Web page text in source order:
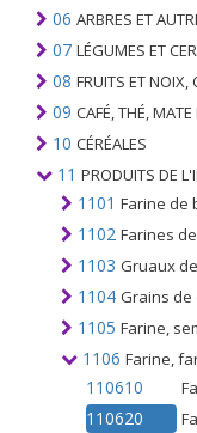
06 ARBRES ET AUTRES PLANTES,
07 LÉGUMES ET
08 FRUITS ET NOIX,
09 CAFÉ, THÉ, MATE
10 CÉRÉALES
11 PRODUITS DE
1101 Farine de
1102 Farines
1103 Gruaux
1104 Grains de céréales autrement
1105 Farine,
1106 Farine, farine et poudre;
110610
110620